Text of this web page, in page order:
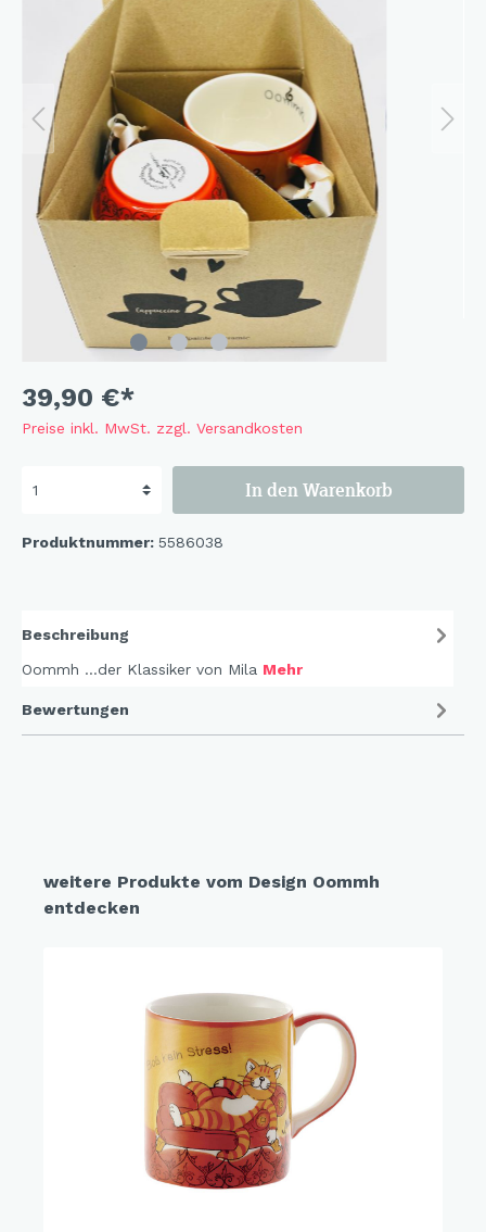
39,90 €*
Preise inkl. MwSt. zzgl. Versandkosten
In den Warenkorb
Produktnummer: 5586038
Beschreibung
Oommh …der Klassiker von Mila Mehr
Bewertungen
weitere Produkte vom Design Oommh
entdecken